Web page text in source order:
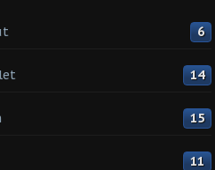
6
14
15
11